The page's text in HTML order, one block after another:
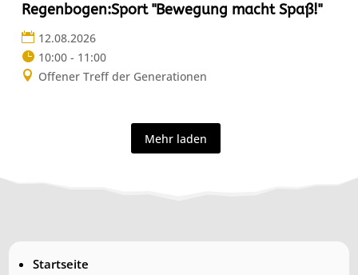
Regenbogen:Sport "Bewegung macht Spaß!"
12.08.2026
10:00 - 11:00
Offener Treff der Generationen
Mehr laden
Startseite